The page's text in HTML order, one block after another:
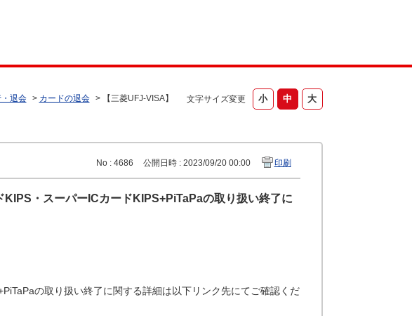
文字サイズ変更
退会 > カードの退会 >
【三菱UFJ-VISA】
No : 4686 公開日時 : 2023/09/20 00:00 印刷
KIPS・スーパーICカードKIPS+PiTaPaの取り扱い終了に
の取り扱い終了に関する詳細は以下リンク先にてご確認くだ